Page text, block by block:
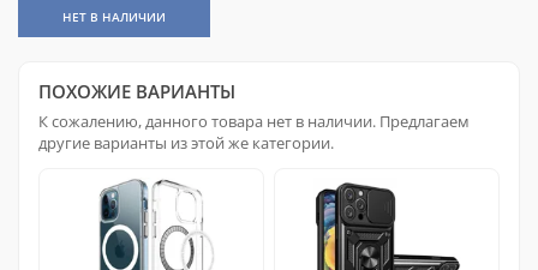
НЕТ В НАЛИЧИИ
ПОХОЖИЕ ВАРИАНТЫ
К сожалению, данного товара нет в наличии. Предлагаем
другие варианты из этой же категории.